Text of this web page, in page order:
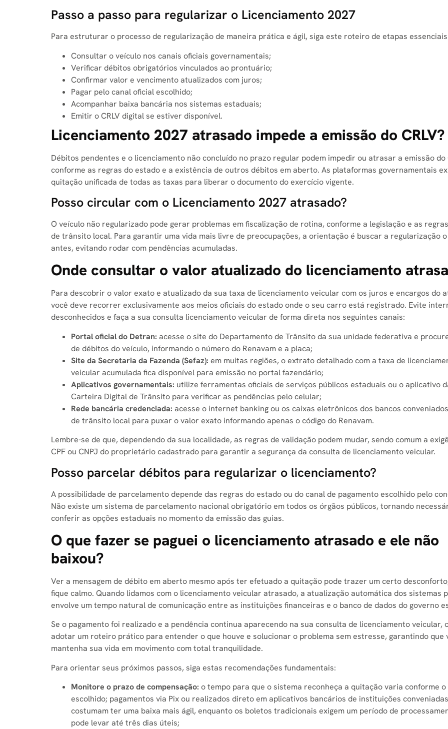
Passo a passo para regularizar o Licenciamento 2027
Para estruturar o processo de regularização de maneira prática e ágil, siga este roteiro de etapas
Consultar o veículo nos canais oficiais governamentais;
Verificar débitos obrigatórios vinculados ao prontuário;
Confirmar valor e vencimento atualizados com juros;
Pagar pelo canal oficial escolhido;
Acompanhar baixa bancária nos sistemas estaduais;
Emitir o CRLV digital se estiver disponível.
Licenciamento 2027 atrasado impede a emissão do CRLV?
Débitos pendentes e o licenciamento não concluído no prazo regular podem impedir ou atrasar a emissão do
conforme as regras do estado e a existência de outros débitos em aberto. As plataformas governamentais
quitação unificada de todas as taxas para liberar o documento do exercício vigente.
Posso circular com o Licenciamento 2027 atrasado?
O veículo não regularizado pode gerar problemas em fiscalização de rotina, conforme a legislação e as
de trânsito local. Para garantir uma vida mais livre de preocupações, a orientação é buscar a regularização
antes, evitando rodar com pendências acumuladas.
Onde consultar o valor atualizado do licenciamento
Para descobrir o valor exato e atualizado da sua taxa de licenciamento veicular com os juros e encargos do
você deve recorrer exclusivamente aos meios oficiais do estado onde o seu carro está registrado. Evite
desconhecidos e faça a sua consulta licenciamento veicular de forma direta nos seguintes canais:
Portal oficial do Detran: acesse o site do Departamento de Trânsito da sua unidade federativa e
de débitos do veículo, informando o número do Renavam e a placa;
Site da Secretaria da Fazenda (Sefaz): em muitas regiões, o extrato detalhado com a taxa de
veicular acumulada fica disponível para emissão no portal fazendário;
Aplicativos governamentais: utilize ferramentas oficiais de serviços públicos estaduais ou o aplicativo
Carteira Digital de Trânsito para verificar as pendências pelo celular;
Rede bancária credenciada: acesse o internet banking ou os caixas eletrônicos dos bancos
de trânsito local para puxar o valor exato informando apenas o código do Renavam.
Lembre-se de que, dependendo da sua localidade, as regras de validação podem mudar, sendo comum a
CPF ou CNPJ do proprietário cadastrado para garantir a segurança da consulta de licenciamento veicular.
Posso parcelar débitos para regularizar o licenciamento?
A possibilidade de parcelamento depende das regras do estado ou do canal de pagamento escolhido pelo
Não existe um sistema de parcelamento nacional obrigatório em todos os órgãos públicos, tornando
conferir as opções estaduais no momento da emissão das guias.
O que fazer se paguei o licenciamento atrasado e ele não
baixou?
Ver a mensagem de débito em aberto mesmo após ter efetuado a quitação pode trazer um certo
fique calmo. Quando lidamos com o licenciamento veicular atrasado, a atualização automática dos sistemas
envolve um tempo natural de comunicação entre as instituições financeiras e o banco de dados do governo
Se o pagamento foi realizado e a pendência continua aparecendo na sua consulta de licenciamento veicular,
adotar um roteiro prático para entender o que houve e solucionar o problema sem estresse, garantindo que
mantenha sua vida em movimento com total tranquilidade.
Para orientar seus próximos passos, siga estas recomendações fundamentais:
Monitore o prazo de compensação: o tempo para que o sistema reconheça a quitação varia conforme o
escolhido; pagamentos via Pix ou realizados direto em aplicativos bancários de instituições conveniadas
costumam ter uma baixa mais ágil, enquanto os boletos tradicionais exigem um período de
pode levar até três dias úteis;